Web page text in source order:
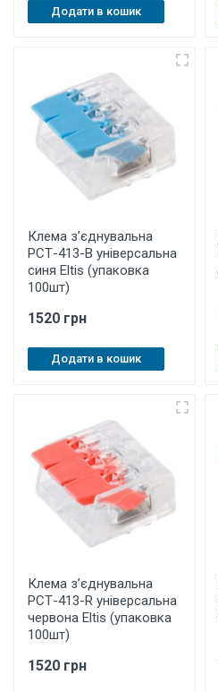
Додати в кошик
Клема з’єднувальна
РСТ-413-B універсальна
синя Eltis (упаковка
100шт)
1520 грн
Додати в кошик
Клема з’єднувальна
РСТ-413-R універсальна
червона Eltis (упаковка
100шт)
1520 грн